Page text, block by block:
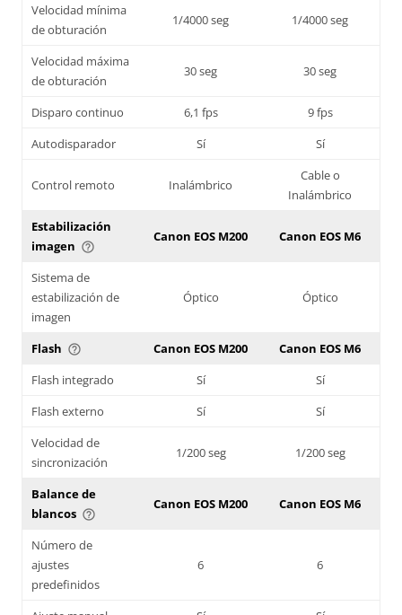
Velocidad mínima
de obturación
1/4000 seg 1/4000 seg
Velocidad máxima
de obturación
30 seg 30 seg
Disparo continuo 6,1 fps
9 fps
Autodisparador
Sí Sí
Control remoto Inalámbrico
Cable o
Inalámbrico
Estabilización
imagen help_outline
Canon EOS M200 Canon EOS M6
Sistema de
estabilización de
imagen
Óptico Óptico
Flash help_outline Canon EOS M200
Canon EOS M6
Flash integrado
Sí
Sí
Flash externo
Sí
Sí
Velocidad de
sincronización
1/200 seg 1/200 seg
Balance de
blancos help_outline
Canon EOS M200 Canon EOS M6
Número de
ajustes
predefinidos
6 6